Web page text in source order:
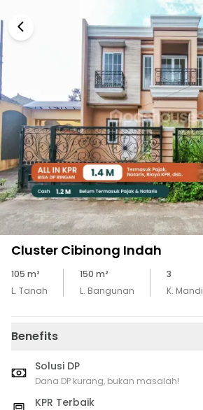
Cluster Cibinong Indah
105 m²
L. Tanah
150 m²
L. Bangunan
3
K. Mandi
Benefits
Solusi DP
Dana DP kurang, bukan masalah!
KPR Terbaik